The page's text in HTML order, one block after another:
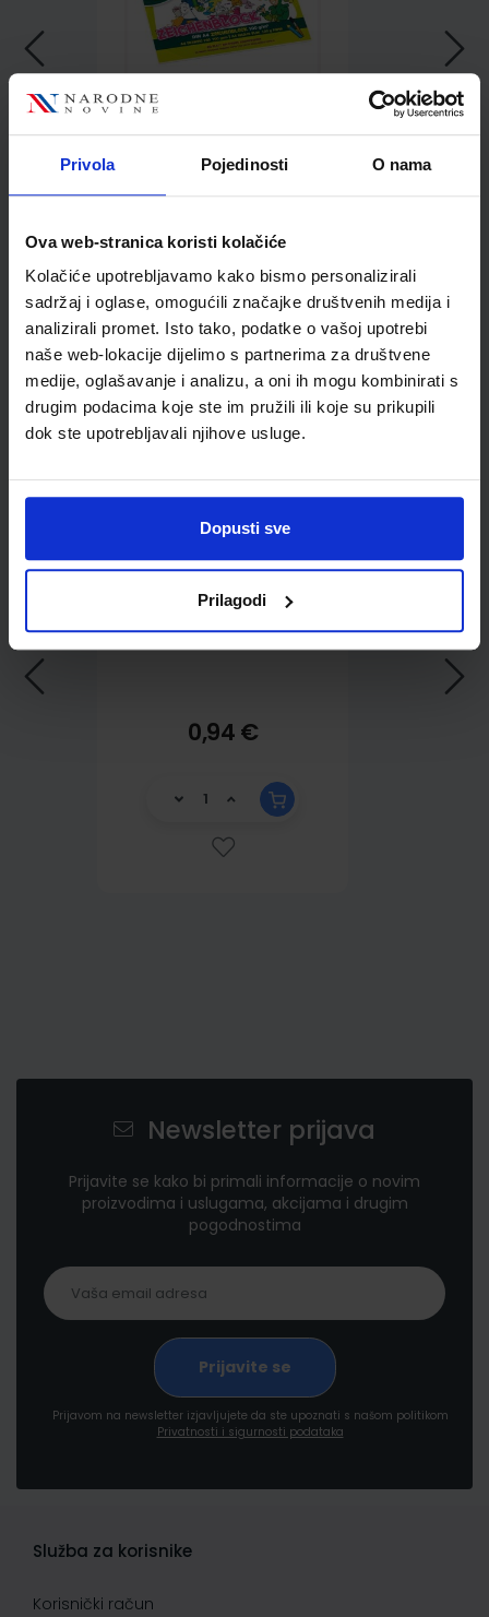
Privola Pojedinosti O nama
Ova web-stranica koristi kolačiće
Kolačiće upotrebljavamo kako bismo personalizirali
sadržaj i oglase, omogućili značajke društvenih medija i
analizirali promet. Isto tako, podatke o vašoj upotrebi
naše web-lokacije dijelimo s partnerima za društvene
medije, oglašavanje i analizu, a oni ih mogu kombinirati s
drugim podacima koje ste im pružili ili koje su prikupili
dok ste upotrebljavali njihove usluge.
Dopusti sve
Prilagodi
1,96 €
Kupci najčešće biraju..
Kinderfest crna
0,94 €
Newsletter prijava
Prijavite se kako bi primali informacije o novim
proizvodima i uslugama, akcijama i drugim
pogodnostima
Prijavom na newsletter izjavljujete da ste upoznati s našom politikom
Privatnosti i sigurnosti podataka
Služba za korisnike
Korisnički račun